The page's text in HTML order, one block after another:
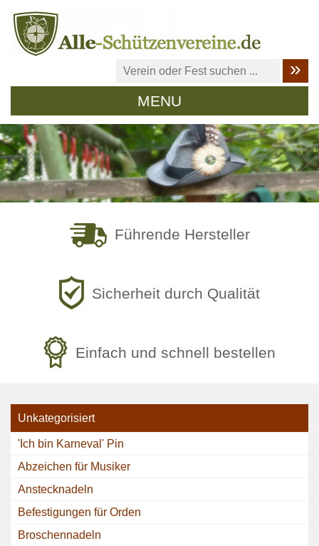
MENU
Führende Hersteller
Sicherheit durch Qualität
Einfach und schnell bestellen
Unkategorisiert
'Ich bin Karneval' Pin
Abzeichen für Musiker
Anstecknadeln
Befestigungen für Orden
Broschennadeln